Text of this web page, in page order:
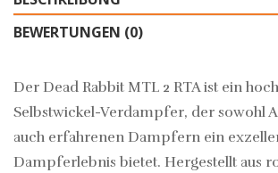
BEWERTUNGEN (0)
Der Dead Rabbit MTL 2 RTA ist ein
Selbstwickel-Verdampfer, der sowohl
auch erfahrenen Dampfern ein
Dampferlebnis bietet. Hergestellt aus